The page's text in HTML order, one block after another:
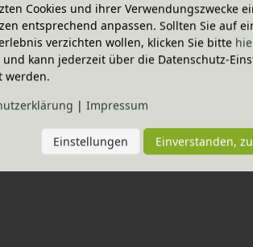
kindgerecht abgerundet.
ideale Begleiter durch die Kindheit.
das Luca Regal Platz für Bilderbücher
werden aus massivem Erlenholz (natur)
Beschaffenheit jedes Möbelstücks wird
Cookies und ihrer Verwendungszwecke
entsprechend anpassen. Sollten Sie auf
verzichten wollen, klicken Sie bitte
kann jederzeit über die Datenschutz-
werden.
| Impressum
Einstellungen Einverstanden,